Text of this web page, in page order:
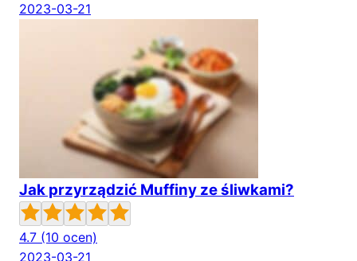
2023-03-21
Jak przyrządzić Muffiny ze śliwkami?
4.7 (10 ocen)
2023-03-21